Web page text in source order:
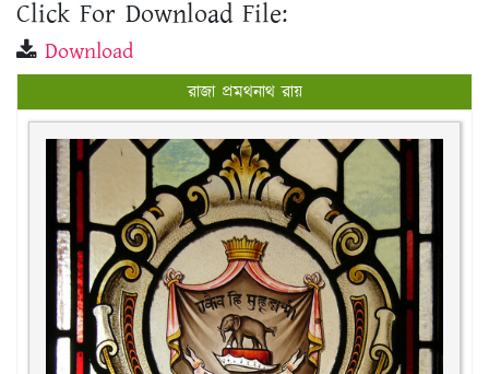
Click For Download File:
Download
রাজা প্রমথনাথ রায়